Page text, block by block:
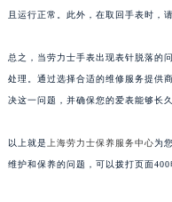
且运行正常。此外，在取回手表时，
总之，当劳力士手表出现表针脱落的
处理。通过选择合适的维修服务提供
决这一问题，并确保您的爱表能够长
以上就是 上海劳力士保养服务中心为
维护和保养的问题，可以拨打页面